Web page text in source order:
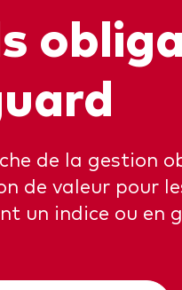
de la gestion
de valeur pour
un indice ou en